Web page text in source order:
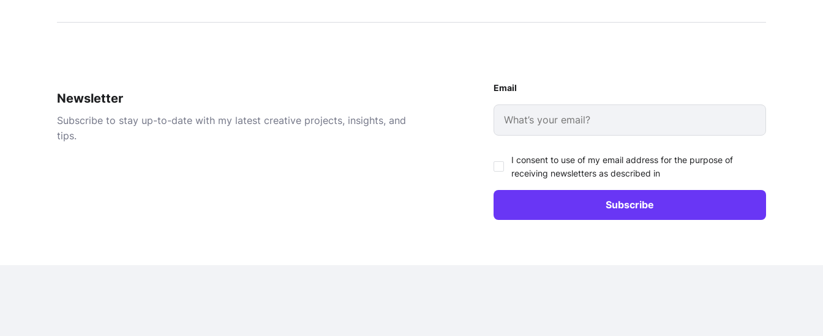
Newsletter
Subscribe to stay up-to-date with my latest creative projects, insights, and
tips.
Email
I consent to use of my email address for the purpose of
receiving newsletters as described in